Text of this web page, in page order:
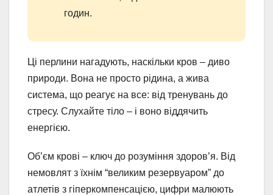
годин.
Ці перлини нагадують, наскільки кров – диво
природи. Вона не просто рідина, а жива
система, що реагує на все: від тренувань до
стресу. Слухайте тіло – і воно віддячить
енергією.
Об’єм крові – ключ до розуміння здоров’я. Від
немовлят з їхнім “великим резервуаром” до
атлетів з гіперкомпенсацією, цифри малюють